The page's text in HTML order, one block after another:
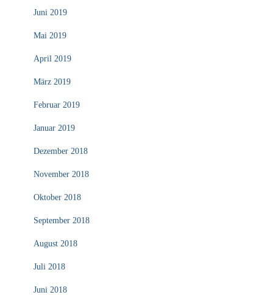
Juni 2019
Mai 2019
April 2019
März 2019
Februar 2019
Januar 2019
Dezember 2018
November 2018
Oktober 2018
September 2018
August 2018
Juli 2018
Juni 2018